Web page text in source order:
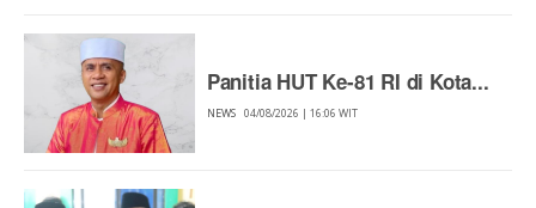
Panitia HUT Ke-81 RI di Kota...
NEWS 04/08/2026 | 16:06 WIT